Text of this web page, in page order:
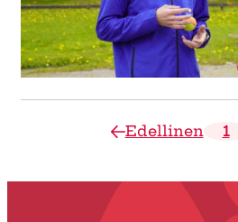
Edellinen 1